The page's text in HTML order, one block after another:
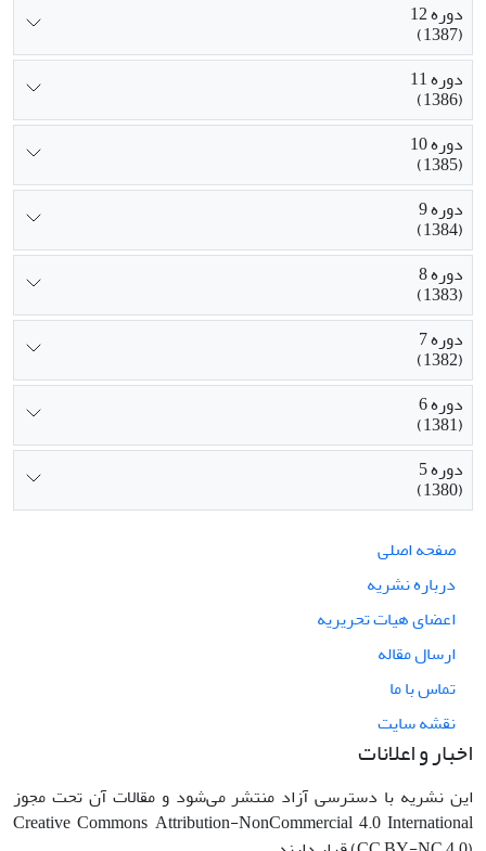
دوره 12
(1387)
دوره 11
(1386)
دوره 10
(1385)
دوره 9
(1384)
دوره 8
(1383)
دوره 7
(1382)
دوره 6
(1381)
دوره 5
(1380)
صفحه اصلی
درباره نشریه
اعضای هیات تحریریه
ارسال مقاله
تماس با ما
نقشه سایت
اخبار و اعلانات
این نشریه با دسترسی آزاد منتشر می‌شود و مقالات آن تحت مجوز
Creative Commons Attribution-NonCommercial 4.0 International